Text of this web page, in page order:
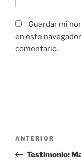
Guardar mi
en este
comentario.
entradas
Entrada
anterior:
ANTERIOR
Testimonio: